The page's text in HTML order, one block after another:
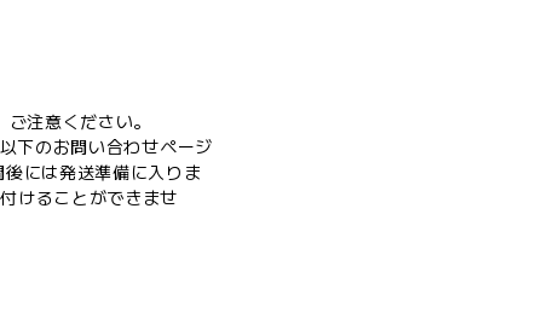
注意ください。
下のお問い合わせページ
には発送準備に入りま
けることができませ